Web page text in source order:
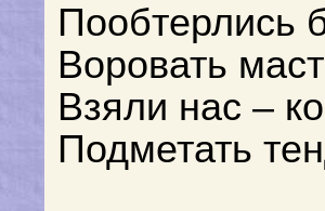
Пообтерлись
Воровать
Взяли нас –
Подметать